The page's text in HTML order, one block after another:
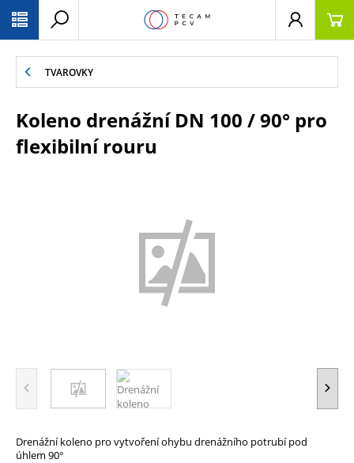
TVAROVKY
Koleno drenážní DN 100 / 90° pro
flexibilní rouru
Drenážní koleno pro vytvoření ohybu drenážního potrubí pod
úhlem 90°